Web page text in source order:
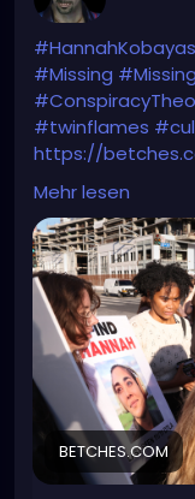
#Missing
#twinflames
https://
disappearance-
Mehr lesen
BETCHES.COM